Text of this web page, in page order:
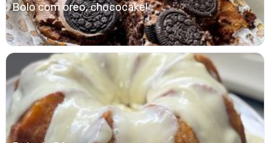
Bolo com oreo, chococake!